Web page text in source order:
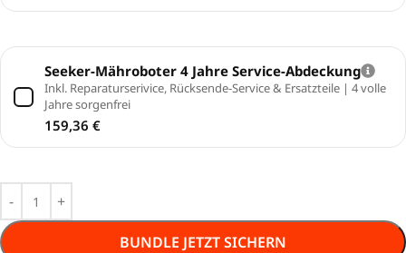
Seeker-Mähroboter 4 Jahre Service-Abdeckung
Inkl. Reparaturserivice, Rücksende-Service & Ersatzteile | 4 volle
Jahre sorgenfrei
159,36 €
BUNDLE JETZT SICHERN